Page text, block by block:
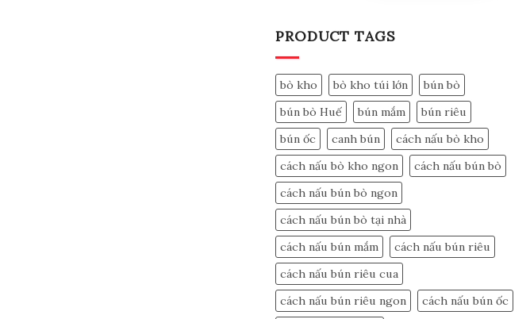
PRODUCT TAGS
bò kho bò kho túi lớn
bún bò
bún bò Huế
bún mắm
bún riêu
bún ốc
canh bún
cách nấu bò kho
cách nấu bò kho ngon
cách nấu bún bò
cách nấu bún bò ngon
cách nấu bún bò tại nhà
cách nấu bún mắm
cách nấu bún riêu
cách nấu bún riêu cua
cách nấu bún riêu ngon
cách nấu bún ốc